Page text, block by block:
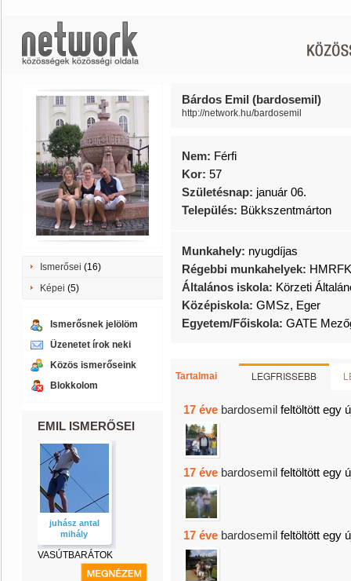
Ismerősei (16)
Képei (5)
Ismerősnek jelölöm
Üzenetet írok neki
Közös ismerőseink
Blokkolom
EMIL ISMERŐSEI
juhász antal
mihály
VASÚTBARÁTOK
Bárdos Emil (bardosemil)
http://network.hu/bardosemil
Nem: Férfi
Kor: 57
Születésnap: január 06.
Település: Bükkszentmárton
Munkahely: nyugdíjas
Régebbi munkahelyek:
Általános iskola: Körzeti
Középiskola: GMSz, Eger
Egyetem/Főiskola: GATE
Tartalmai LEGFRISSEBB
17 éve bardosemil feltöltött egy
17 éve bardosemil feltöltött egy
17 éve bardosemil feltöltött egy